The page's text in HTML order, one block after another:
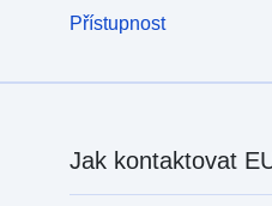
Přístupnost
Jak kontaktovat